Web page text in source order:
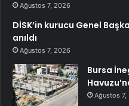
Ağustos 7, 2026
DİSK’in kurucu Genel
anıldı
Ağustos 7, 2026
Bursa
Ağustos 7,